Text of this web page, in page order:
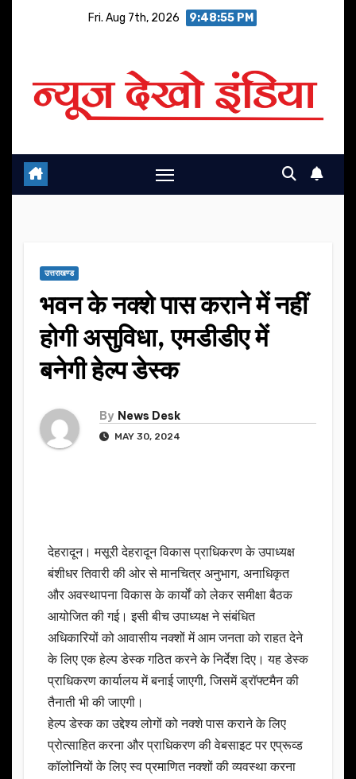
Fri. Aug 7th, 2026 9:48:56 PM
उत्तराखण्ड
भवन के नक्शे पास कराने में नहीं
होगी असुविधा, एमडीडीए में
बनेगी हेल्प डेस्क
By News Desk
MAY 30, 2024
देहरादून। मसूरी देहरादून विकास प्राधिकरण के उपाध्यक्ष
बंशीधर तिवारी की ओर से मानचित्र अनुभाग, अनाधिकृत
और अवस्थापना विकास के कार्यों को लेकर समीक्षा बैठक
आयोजित की गई। इसी बीच उपाध्यक्ष ने संबंधित
अधिकारियों को आवासीय नक्शों में आम जनता को राहत देने
के लिए एक हेल्प डेस्क गठित करने के निर्देश दिए। यह डेस्क
प्राधिकरण कार्यालय में बनाई जाएगी, जिसमें ड्रॉफ्टमैन की
तैनाती भी की जाएगी।
हेल्प डेस्क का उद्देश्य लोगों को नक्शे पास कराने के लिए
प्रोत्साहित करना और प्राधिकरण की वेबसाइट पर एप्रूव्ड
कॉलोनियों के लिए स्व प्रमाणित नक्शों की व्यवस्था करना